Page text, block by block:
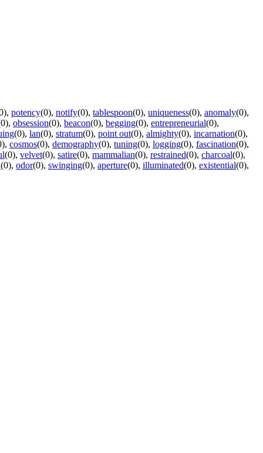
, potency(0), notify(0), tablespoon(0), uniqueness(0), anomaly(0),
, obsession(0), beacon(0), begging(0), entrepreneurial(0),
(0), lan(0), stratum(0), point out(0), almighty(0), incarnation(0),
, cosmos(0), demography(0), tuning(0), logging(0), fascination(0),
(0), velvet(0), satire(0), mammalian(0), restrained(0), charcoal(0),
(0), odor(0), swinging(0), aperture(0), illuminated(0), existential(0),